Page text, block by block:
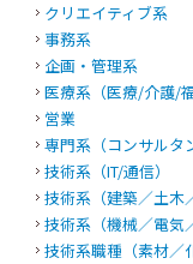
クリエイティブ系
事務系
企画・管理系
医療系（医療/介護/福
営業
専門系（コンサルタ
技術系（IT/通信）
技術系（建築／土木
技術系（機械／電気
技術系職種（素材／